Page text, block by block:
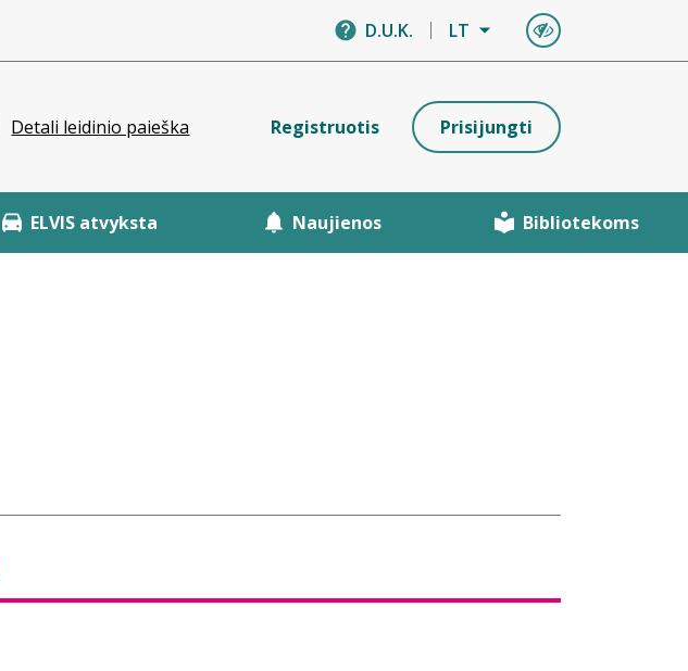
D.U.K. LT
Detali leidinio paieška Registruotis Prisijungti
ELVIS atvyksta Naujienos Bibliotekoms